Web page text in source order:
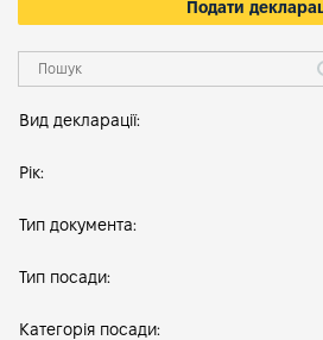
Подати
Вид декларації:
Рік:
Тип документа:
Тип посади:
Категорія посади: